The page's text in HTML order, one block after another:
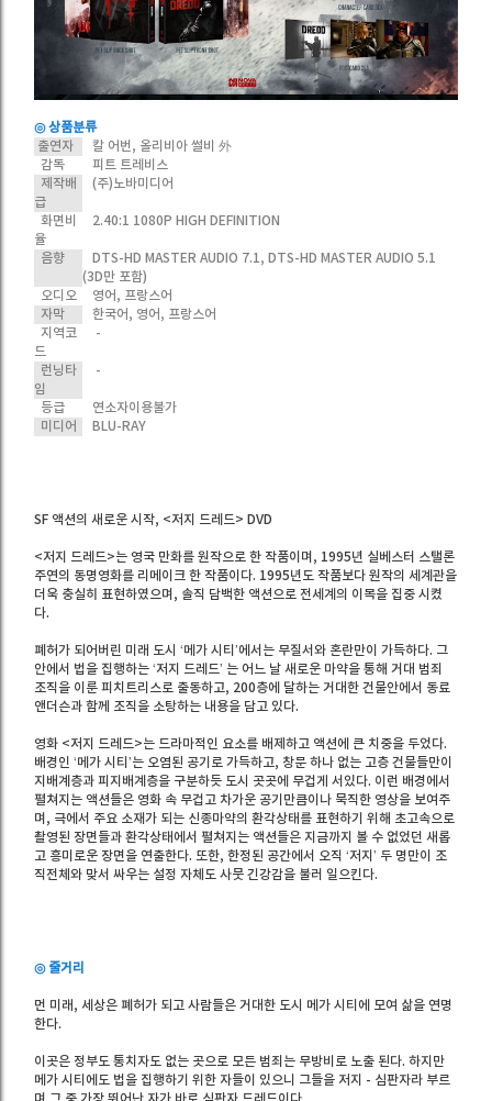
◎ 상품분류
출연자
칼 어번, 올리비아 썰비 外
감독
피트 트레비스
제작배
급
(주)노바미디어
화면비
율
2.40:1 1080P HIGH DEFINITION
음향
DTS-HD MASTER AUDIO 7.1, DTS-HD MASTER AUDIO 5.1
(3D만 포함)
오디오
영어, 프랑스어
자막
한국어, 영어, 프랑스어
지역코
드
-
런닝타
임
-
등급
연소자이용불가
미디어
BLU-RAY
SF 액션의 새로운 시작, <저지 드레드> DVD
<저지 드레드>는 영국 만화를 원작으로 한 작품이며, 1995년 실베스터 스탤론
주연의 동명영화를 리메이크 한 작품이다. 1995년도 작품보다 원작의 세계관을
더욱 충실히 표현하였으며, 솔직 담백한 액션으로 전세계의 이목을 집중 시켰
다.
폐허가 되어버린 미래 도시 ‘메가 시티’에서는 무질서와 혼란만이 가득하다. 그
안에서 법을 집행하는 ‘저지 드레드’ 는 어느 날 새로운 마약을 통해 거대 범죄
조직을 이룬 피치트리스로 출동하고, 200층에 달하는 거대한 건물안에서 동료
앤더슨과 함께 조직을 소탕하는 내용을 담고 있다.
영화 <저지 드레드>는 드라마적인 요소를 배제하고 액션에 큰 치중을 두었다.
배경인 ‘메가 시티’는 오염된 공기로 가득하고, 창문 하나 없는 고층 건물들만이
지배계층과 피지배계층을 구분하듯 도시 곳곳에 무겁게 서있다. 이런 배경에서
펼쳐지는 액션들은 영화 속 무겁고 차가운 공기만큼이나 묵직한 영상을 보여주
며, 극에서 주요 소재가 되는 신종마약의 환각상태를 표현하기 위해 초고속으로
촬영된 장면들과 환각상태에서 펼쳐지는 액션들은 지금까지 볼 수 없었던 새롭
고 흥미로운 장면을 연출한다. 또한, 한정된 공간에서 오직 ‘저지’ 두 명만이 조
직전체와 맞서 싸우는 설정 자체도 사뭇 긴강감을 불러 일으킨다.
◎ 줄거리
먼 미래, 세상은 폐허가 되고 사람들은 거대한 도시 메가 시티에 모여 삶을 연명
한다.
이곳은 정부도 통치자도 없는 곳으로 모든 범죄는 무방비로 노출 된다. 하지만
메가 시티에도 법을 집행하기 위한 자들이 있으니 그들을 저지 - 심판자라 부르